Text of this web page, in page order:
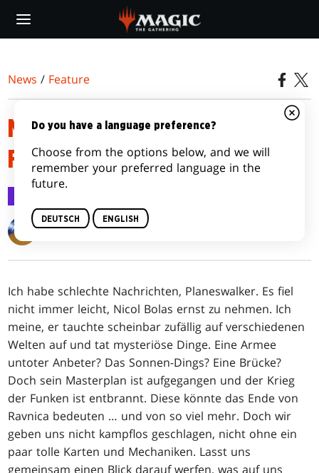
main
News / Feature
MECHANIKEN AUS KRIEG DER
FUNKEN
Matt Tabak
Ich habe schlechte Nachrichten, Planeswalker. Es fiel
nicht immer leicht, Nicol Bolas ernst zu nehmen. Ich
meine, er tauchte scheinbar zufällig auf verschiedenen
Welten auf und tat mysteriöse Dinge. Eine Armee
untoter Anbeter? Das Sonnen-Dings? Eine Brücke?
Doch sein Masterplan ist aufgegangen und der Krieg
der Funken ist entbrannt. Diese könnte das Ende von
Ravnica bedeuten … und von so viel mehr. Doch wir
geben uns nicht kampflos geschlagen, nicht ohne ein
paar tolle Karten und Mechaniken. Lasst uns
gemeinsam einen Blick darauf werfen, was auf uns
Do you have a language preference?
Choose from the options below, and we will
remember your preferred language in the
future.
DEUTSCH ENGLISH